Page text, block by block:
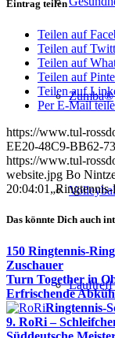
Zumba®
Lauftreff
Eintrag teilen
Teilen auf
Teilen auf
Teilen auf
Teilen auf
Teilen auf
Per E-Mail
https://www.tul-
EE20-48C9-BB62-
https://www.tul-
website.jpg Bo
20:04:01
Das könnte Dich auch
150 Ringtennis-
Zuschauer
Turn Together in
Erfrischende
Ringtennis-
9. RoRi –